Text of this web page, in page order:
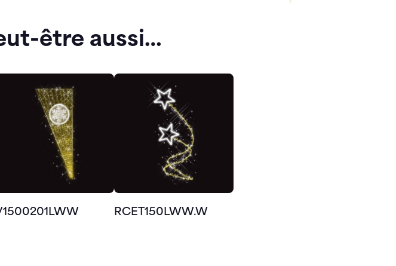
être aussi…
RCET150LWW.W